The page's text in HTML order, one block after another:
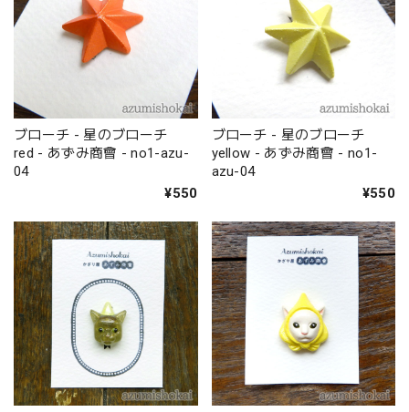
ブローチ - 星のブローチ
red - あずみ商會 - no1-azu-
04
¥550
ブローチ - 星のブローチ
yellow - あずみ商會 - no1-
azu-04
¥550